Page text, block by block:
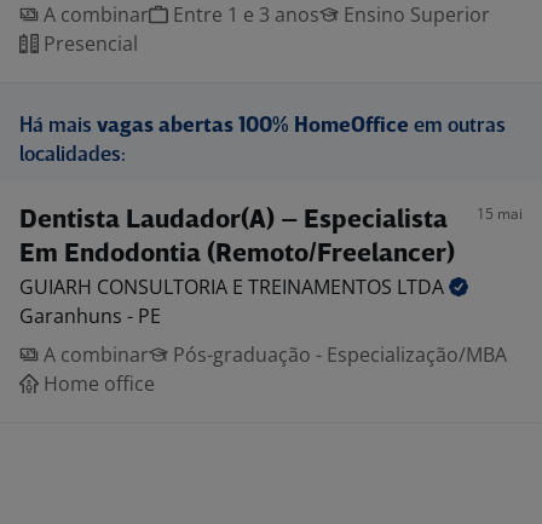
A combinar
Entre 1 e 3 anos
Ensino Superior
Presencial
Há mais vagas abertas 100% HomeOffice em outras
localidades:
Dentista Laudador(A) – Especialista
Em Endodontia (Remoto/Freelancer)
15 mai
GUIARH CONSULTORIA E TREINAMENTOS LTDA
Garanhuns - PE
A combinar
Pós-graduação - Especialização/MBA
Home office